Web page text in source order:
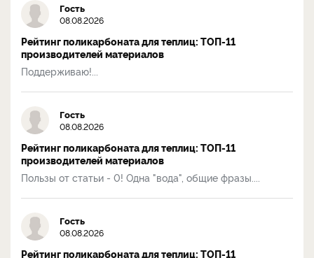
Гость
08.08.2026
Рейтинг поликарбоната для теплиц: ТОП-11
производителей материалов
Поддерживаю!...
Гость
08.08.2026
Рейтинг поликарбоната для теплиц: ТОП-11
производителей материалов
Пользы от статьи - 0! Одна "вода", общие фразы....
Гость
08.08.2026
Рейтинг поликарбоната для теплиц: ТОП-11